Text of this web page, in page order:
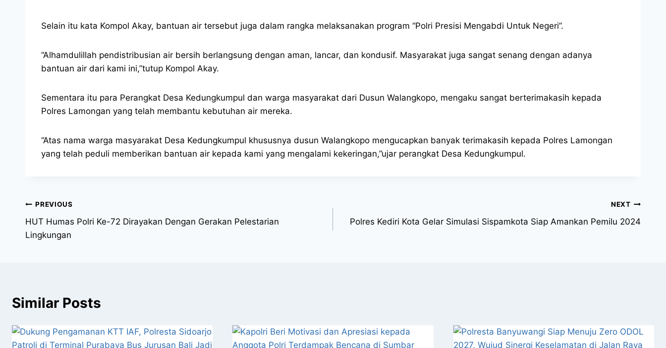
Selain itu kata Kompol Akay, bantuan air tersebut juga dalam rangka melaksanakan program “Polri Presisi Mengabdi Untuk Negeri”.
“Alhamdulillah pendistribusian air bersih berlangsung dengan aman, lancar, dan kondusif. Masyarakat juga sangat senang dengan adanya
bantuan air dari kami ini,”tutup Kompol Akay.
Sementara itu para Perangkat Desa Kedungkumpul dan warga masyarakat dari Dusun Walangkopo, mengaku sangat berterimakasih kepada
Polres Lamongan yang telah membantu kebutuhan air mereka.
“Atas nama warga masyarakat Desa Kedungkumpul khususnya dusun Walangkopo mengucapkan banyak terimakasih kepada Polres Lamongan
yang telah peduli memberikan bantuan air kepada kami yang mengalami kekeringan,”ujar perangkat Desa Kedungkumpul.
PREVIOUS
HUT Humas Polri Ke-72 Dirayakan Dengan Gerakan Pelestarian
Lingkungan
NEXT
Polres Kediri Kota Gelar Simulasi Sispamkota Siap Amankan Pemilu 2024
Similar Posts